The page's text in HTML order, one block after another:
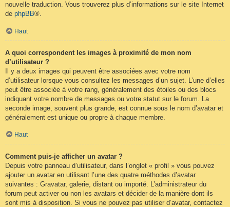
nouvelle traduction. Vous trouverez plus d’informations sur le site Internet
de phpBB®.
Haut
A quoi correspondent les images à proximité de mon nom
d’utilisateur ?
Il y a deux images qui peuvent être associées avec votre nom
d’utilisateur lorsque vous consultez les messages d’un sujet. L’une d’elles
peut être associée à votre rang, généralement des étoiles ou des blocs
indiquant votre nombre de messages ou votre statut sur le forum. La
seconde image, souvent plus grande, est connue sous le nom d’avatar et
généralement est unique ou propre à chaque membre.
Haut
Comment puis-je afficher un avatar ?
Depuis votre panneau d’utilisateur, dans l’onglet « profil » vous pouvez
ajouter un avatar en utilisant l’une des quatre méthodes d’avatar
suivantes : Gravatar, galerie, distant ou importé. L’administrateur du
forum peut activer ou non les avatars et décider de la manière dont ils
sont mis à disposition. Si vous ne pouvez pas utiliser d’avatar, contactez